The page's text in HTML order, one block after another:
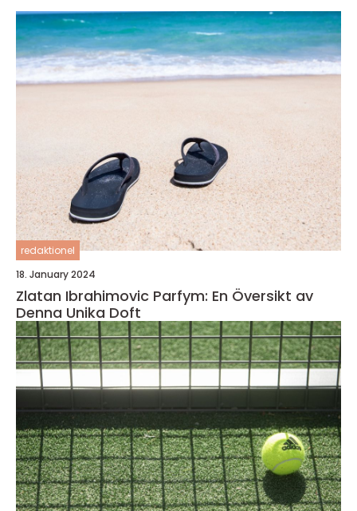
redaktionel
18. January 2024
Zlatan Ibrahimovic Parfym: En Översikt av
Denna Unika Doft